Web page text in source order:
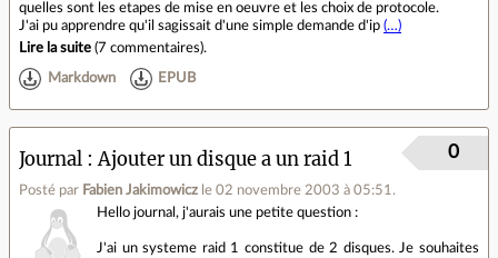
quelles sont les etapes de mise en oeuvre et les choix de protocole.
J'ai pu apprendre qu'il sagissait d'une simple demande d'ip (…)
Lire la suite (7 commentaires).
Markdown EPUB
Journal Ajouter un disque a un raid 1
Posté par Fabien Jakimowicz le 02 novembre 2003 à 05:51 .
0
Hello journal, j'aurais une petite question :
J'ai un systeme raid 1 constitue de 2 disques. Je souhaites